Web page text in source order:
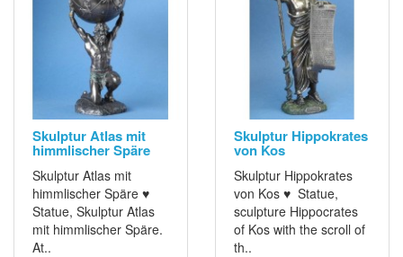
Skulptur Atlas mit
himmlischer Späre
Skulptur Atlas mit
himmlischer Späre ♥
Statue, Skulptur Atlas
mit himmlischer Späre.
At..
Skulptur Hippokrates
von Kos
Skulptur Hippokrates
von Kos ♥ Statue,
sculpture Hippocrates
of Kos with the scroll of
th..